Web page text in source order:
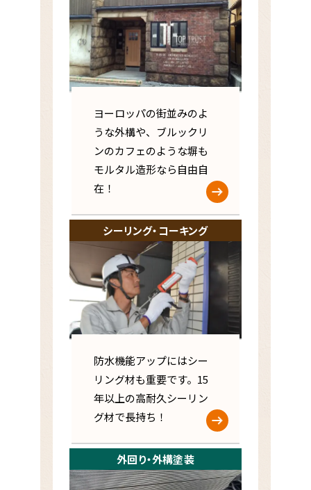
ヨーロッパの街並みのよ
うな外構や、ブルックリ
ンのカフェのような塀も
モルタル造形なら自由自
在！
シーリング・コーキング
防水機能アップにはシー
リング材も重要です。15
年以上の高耐久シーリン
グ材で長持ち！
外回り・外構塗装